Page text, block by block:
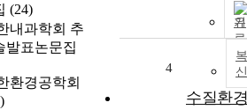
(24)
내과학회 추
발표논문집
환경공학회
기
4
수질환